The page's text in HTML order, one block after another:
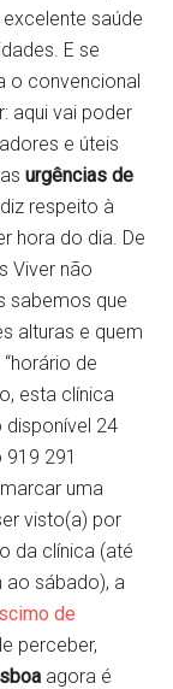
saúde
E se
o convencional
aqui vai poder
e úteis
urgências de
respeito à
hora do dia. De
Viver não
sabemos que
alturas e quem
de
esta clínica
disponível 24
291
uma
visto(a) por
da clínica (até
ao sábado), a
de
perceber,
agora é